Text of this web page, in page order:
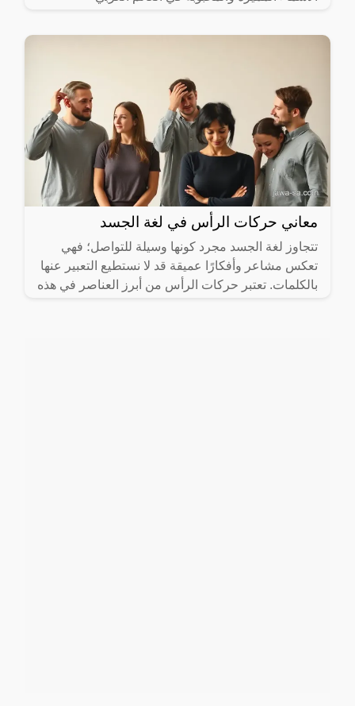
معاني حركات الرأس في لغة الجسد
تتجاوز لغة الجسد مجرد كونها وسيلة للتواصل؛ فهي
تعكس مشاعر وأفكارًا عميقة قد لا نستطيع التعبير عنها
بالكلمات. تعتبر حركات الرأس من أبرز العناصر في هذه